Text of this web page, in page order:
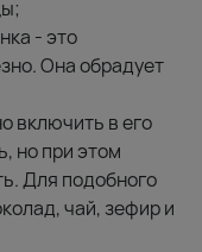
- это
Она обрадует
включить в его
но при этом
Для подобного
чай, зефир и